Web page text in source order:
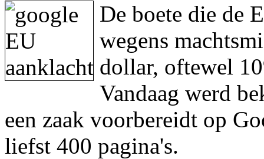
De boete die de
wegens
dollar, oftewel
Vandaag werd
een zaak voorbereidt op
liefst 400 pagina's.